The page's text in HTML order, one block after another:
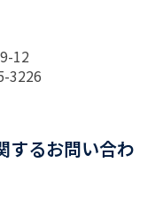
12
3226
するお問い合わ